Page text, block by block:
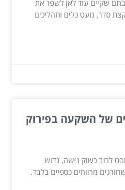
שקיים עוד לאן לשפר את
סדר, מעט כלים ותהליכים
של השקעה בפירוק
לרוב כשוק נישה, גדוש
מרווחים כספיים בלבד.